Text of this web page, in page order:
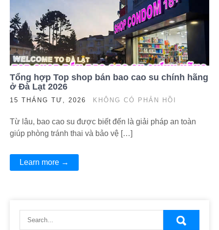
Tổng hợp Top shop bán bao cao su chính hãng
ở Đà Lạt 2026
15 THÁNG TƯ, 2026 KHÔNG CÓ PHẢN HỒI
Từ lâu, bao cao su được biết đến là giải pháp an toàn
giúp phòng tránh thai và bảo vệ […]
Learn more →